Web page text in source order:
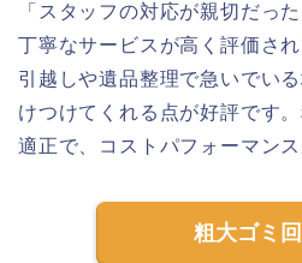
「スタッフの対応が親切だっ
丁寧なサービスが高く評価さ
引越しや遺品整理で急いでい
けつけてくれる点が好評です
適正で、コストパフォーマン
粗大ゴミ